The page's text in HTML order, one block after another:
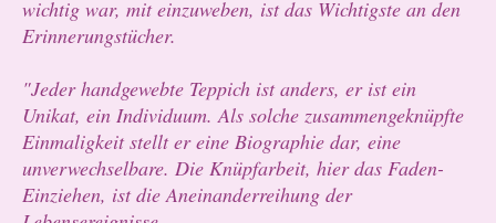
wichtig war, mit einzuweben, ist das Wichtigste an den
Erinnerungstücher.
"Jeder handgewebte Teppich ist anders, er ist ein
Unikat, ein Individuum. Als solche zusammengeknüpfte
Einmaligkeit stellt er eine Biographie dar, eine
unverwechselbare. Die Knüpfarbeit, hier das Faden-
Einziehen, ist die Aneinanderreihung der